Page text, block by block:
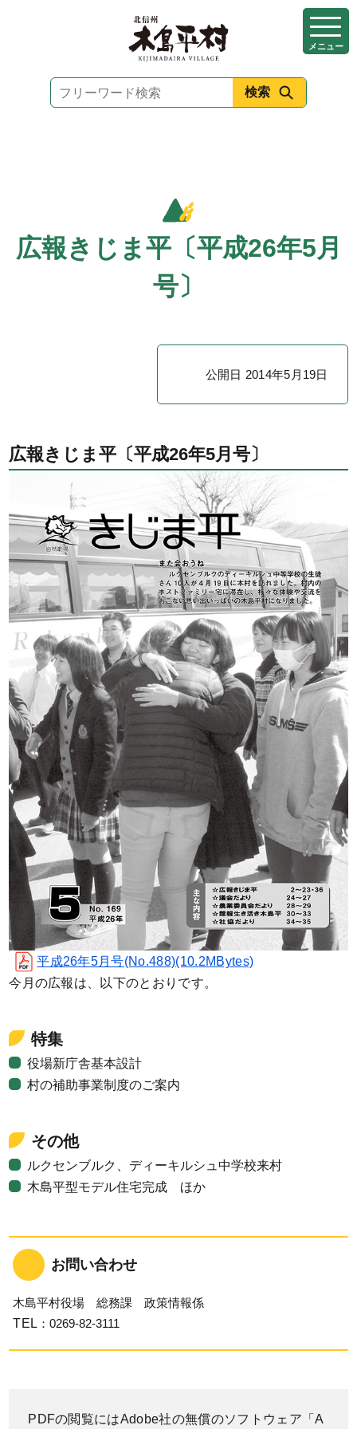
メニュー
広報きじま平〔平成26年5月
号〕
公開日 2014年5月19日
広報きじま平〔平成26年5月号〕
平成26年5月号(No.488)(10.2MBytes)
今月の広報は、以下のとおりです。
特集
役場新庁舎基本設計
村の補助事業制度のご案内
その他
ルクセンブルク、ディーキルシュ中学校来村
木島平型モデル住宅完成 ほか
お問い合わせ
木島平村役場 総務課 政策情報係
TEL ：0269-82-3111
PDFの閲覧にはAdobe社の無償のソフトウェア「A